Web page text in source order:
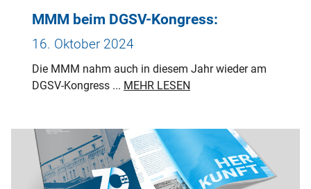
MMM beim DGSV-Kongress:
16. Oktober 2024
Die MMM nahm auch in diesem Jahr wieder am
DGSV-Kongress ... MEHR LESEN